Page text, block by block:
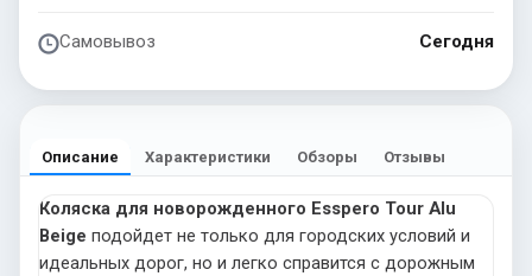
Самовывоз Сегодня
Описание Характеристики Обзоры Отзывы
Коляска для новорожденного Esspero Tour Alu
Beige подойдет не только для городских условий и
идеальных дорог, но и легко справится с дорожным